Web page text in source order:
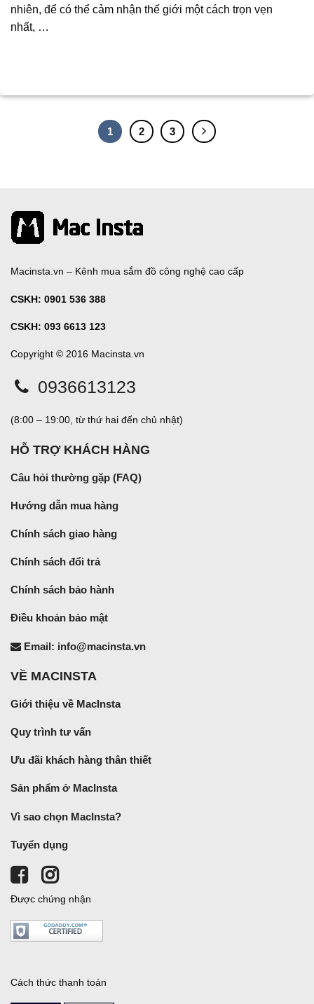
nhiên, để có thể cảm nhận thế giới một cách trọn vẹn
nhất, …
1 2 3
Macinsta.vn – Kênh mua sắm đồ công nghệ cao cấp
CSKH: 0901 536 388
CSKH: 093 6613 123
Copyright © 2016 Macinsta.vn
0936613123
(8:00 – 19:00, từ thứ hai đến chủ nhật)
HỖ TRỢ KHÁCH HÀNG
Câu hỏi thường gặp (FAQ)
Hướng dẫn mua hàng
Chính sách giao hàng
Chính sách đổi trả
Chính sách bảo hành
Điều khoản bảo mật
Email: info@macinsta.vn
VỀ MACINSTA
Giới thiệu về MacInsta
Quy trình tư vấn
Ưu đãi khách hàng thân thiết
Sản phẩm ở MacInsta
Vì sao chọn MacInsta?
Tuyển dụng
Được chứng nhận
Cách thức thanh toán